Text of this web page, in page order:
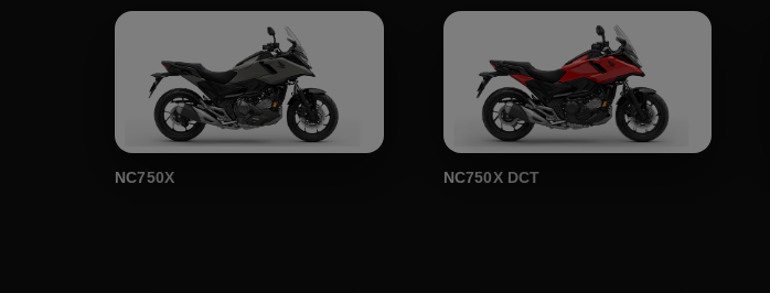
NC750X NC750X DCT